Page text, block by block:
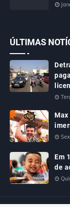
ÚLTIMAS
Em
de